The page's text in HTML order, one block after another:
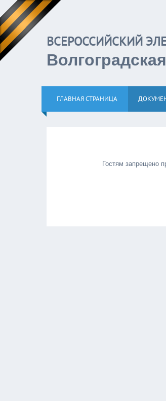
ВСЕРОССИЙСКИЙ
ГЛАВНАЯ СТРАНИЦА
Гостям запрещено